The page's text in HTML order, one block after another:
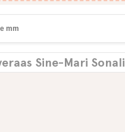
Sine-Mari Sonali